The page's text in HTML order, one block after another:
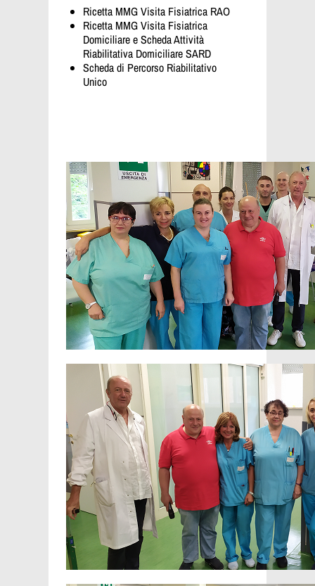
Ricetta MMG Visita Fisiatrica RAO
Ricetta MMG Visita Fisiatrica
Domiciliare e Scheda Attività
Riabilitativa Domiciliare SARD
Scheda di Percorso Riabilitativo
Unico